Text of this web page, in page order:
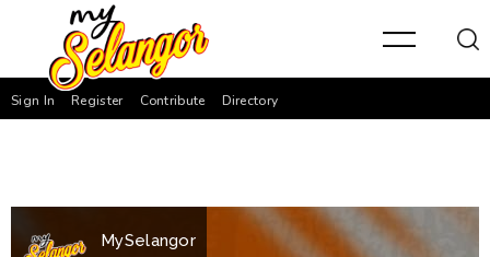
Sign In Register Contribute Directory
MySelangor